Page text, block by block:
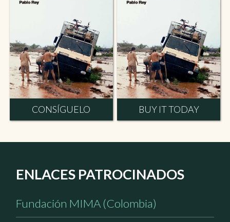
CONSÍGUELO BUY IT TODAY
ENLACES PATROCINADOS
Fundación MIMA (Colombia)